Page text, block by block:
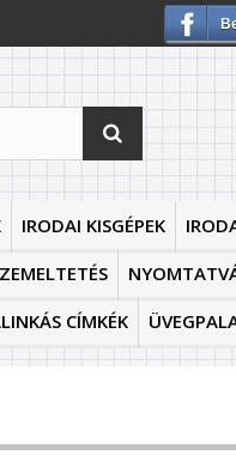
IRODAI KISGÉPEK
CÍMKÉK